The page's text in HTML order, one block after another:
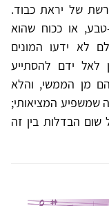
של יראת כבוד.
טבע, או ככוח שהוא
לא ידעו המונים
לאל ידם להסתייע
מן הממשי, והלא
שמשפיע המציאותי;
הבדלות בין זה